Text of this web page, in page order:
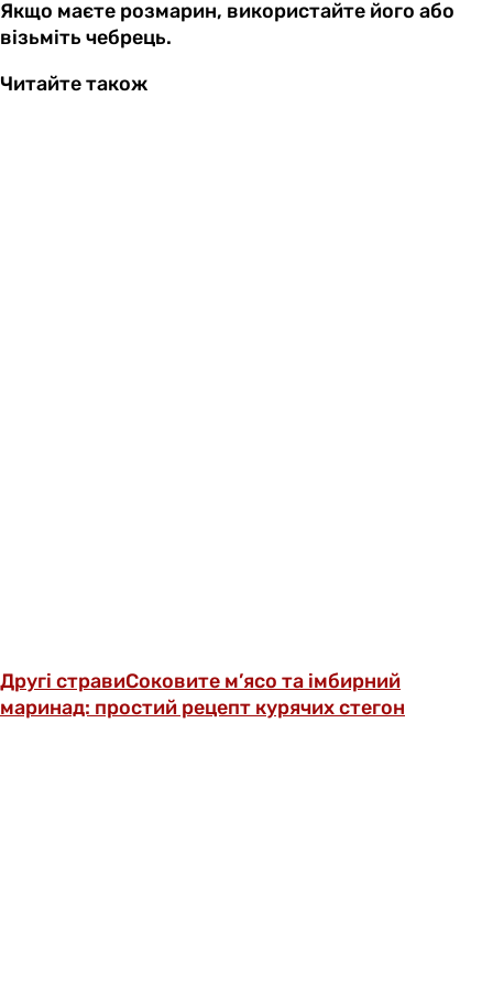
Якщо маєте розмарин, використайте його або
візьміть чебрець.
Читайте також
Другі стравиСоковите м’ясо та імбирний
маринад: простий рецепт курячих стегон